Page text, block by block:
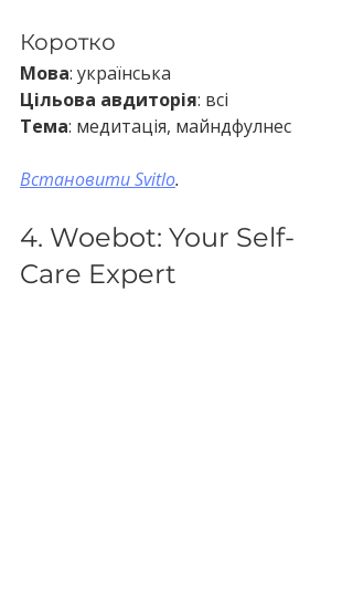
Коротко
Мова: українська
Цільова авдиторія: всі
Тема: медитація, майндфулнес
Встановити Svitlo.
4. Woebot: Your Self-
Care Expert